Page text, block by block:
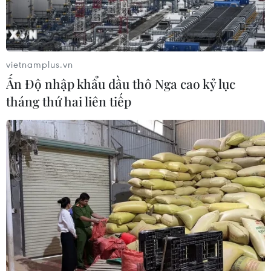
Giải quyết "điểm nghẽn" pháp luật
nhằm thiết lập khung pháp lý hoàn
thiện
10/08/2026 12:29
Phát huy vai trò KOL, KOC trong xây
dựng không gian mạng văn minh, an
toàn
10/08/2026 12:15
Quy định nguyên tắc hoạt động của
Ban Chỉ đạo Trung ương phòng,
chống ma túy
10/08/2026 12:00
vietnamplus.vn
Ấn Độ nhập khẩu dầu thô Nga cao kỷ lục
tháng thứ hai liên tiếp